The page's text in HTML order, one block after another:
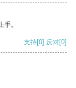
。
支持[0] 反对[0]